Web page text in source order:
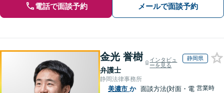
電話で面談予約 メールで面談予約
金光 誉樹
弁護士
インタビュ
ーを見る
静岡県
静岡法律事務所
美濃市 か 面談方法(対面・電 営業時